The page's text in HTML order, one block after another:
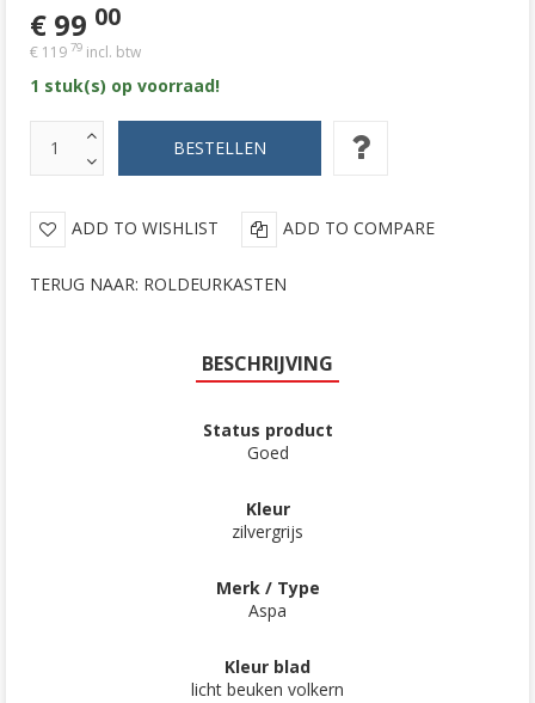
€ 99 00
€ 119 79incl. btw
1 stuk(s) op voorraad!
ADD TO WISHLIST ADD TO COMPARE
TERUG NAAR: ROLDEURKASTEN
BESCHRIJVING
Status product
Goed
Kleur
zilvergrijs
Merk / Type
Aspa
Kleur blad
licht beuken volkern